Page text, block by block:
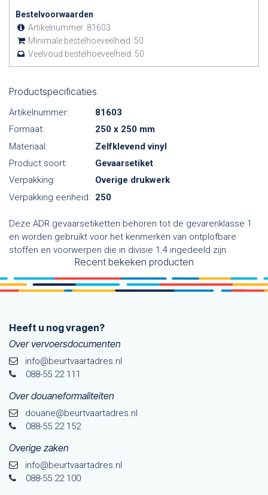
Bestelvoorwaarden
Artikelnummer: 81603
Minimale bestelhoeveelheid: 50
Veelvoud bestelhoeveelheid: 50
Productspecificaties
Artikelnummer:
81603
Formaat:
250 x 250 mm
Materiaal:
Zelfklevend vinyl
Product soort:
Gevaarsetiket
Verpakking:
Overige drukwerk
Verpakking eenheid: 250
Deze ADR gevaarsetiketten behoren tot de gevarenklasse 1
en worden gebruikt voor het kenmerken van ontplofbare
stoffen en voorwerpen die in divisie 1.4 ingedeeld zijn.
Recent bekeken producten
Heeft u nog vragen?
Over vervoersdocumenten
info@beurtvaartadres.nl
088-55 22 111
Over douaneformaliteiten
douane@beurtvaarta​dres.nl
088-55 22 152
Overige zaken
info@beurtvaartadres.nl
088-55 22 100